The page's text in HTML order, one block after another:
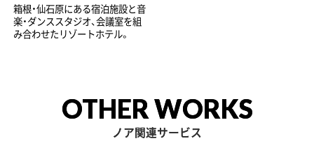
箱根・仙石原にある宿泊施設と音
楽・ダンススタジオ、会議室を組
み合わせたリゾートホテル。
OTHER WORKS
ノア関連サービス